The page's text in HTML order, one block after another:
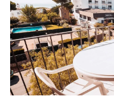
per a 2 persones i TV.
ren...